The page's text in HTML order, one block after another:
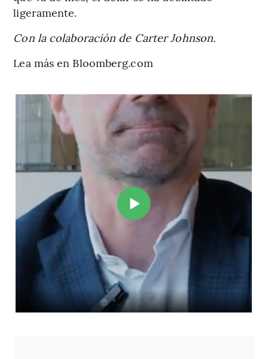
ligeramente.
Con la colaboración de Carter Johnson.
Lea más en Bloomberg.com